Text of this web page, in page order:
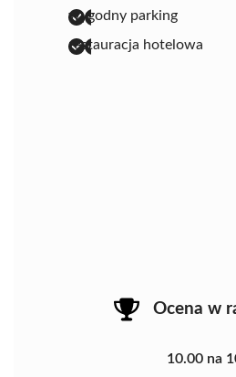
wygodny parking
restauracja hotelowa
Ocena w
10.00 na